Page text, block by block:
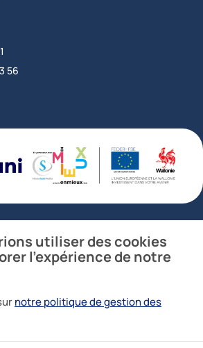
56
utiliser des cookies
l’expérience de notre
notre politique de gestion des